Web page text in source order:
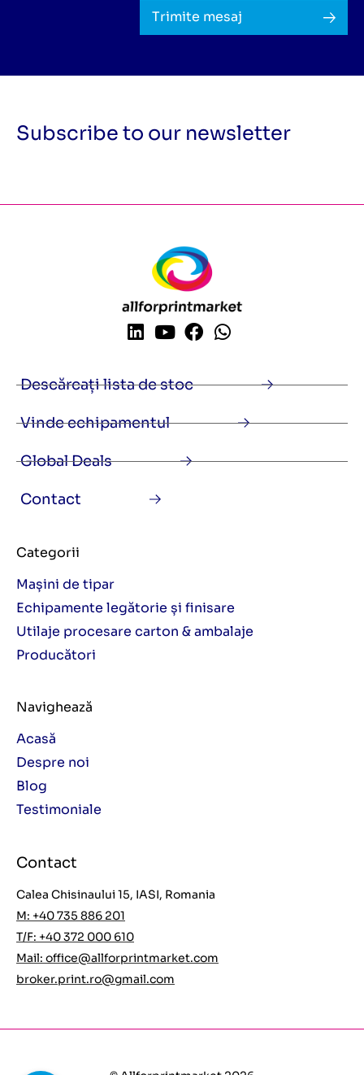
Trimite mesaj
Subscribe to our newsletter
Descărcați lista de stoc
Vinde echipamentul
Global Deals
Contact
Categorii
Mașini de tipar
Echipamente legătorie și finisare
Utilaje procesare carton & ambalaje
Producători
Navighează
Acasă
Despre noi
Blog
Testimoniale
Contact
Calea Chisinaului 15, IASI, Romania
M: +40 735 886 201
T/F: +40 372 000 610
Mail: office@allforprintmarket.com
broker.print.ro@gmail.com